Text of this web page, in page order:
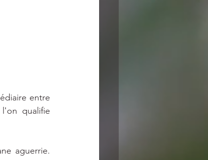
entre
qualifie
aguerrie.